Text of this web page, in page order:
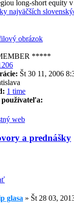
long-short equity
najväčších
*****
Št 30 11, 2006
1 time
web
a prednášky
glasa » Št 28 03,